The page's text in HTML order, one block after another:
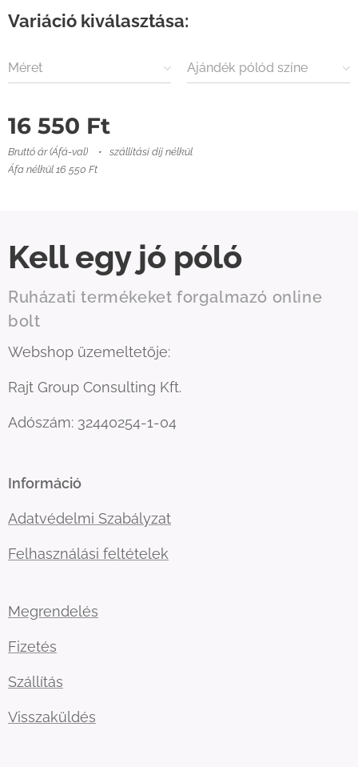
Variáció kiválasztása:
Méret Ajándék pólód színe
16 550 Ft
Bruttó ár (Áfá-val)
szállítási díj nélkül
Áfa nélkül 16 550 Ft
Kell egy jó póló
Ruházati termékeket forgalmazó online
bolt
Webshop üzemeltetője:
Rajt Group Consulting Kft.
Adószám: 32440254-1-04
Információ
Adatvédelmi Szabályzat
Felhasználási feltételek
Megrendelés
Fizetés
Szállítás
Visszaküldés